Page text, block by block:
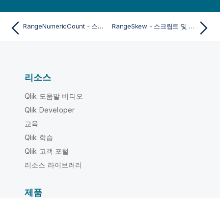
RangeNumericCount - 스크립트 및 차트 함수 RangeSkew - 스크립트 및 차트 함수
리소스
Qlik 도움말 비디오
Qlik Developer
교육
Qlik 학습
Qlik 고객 포털
리소스 라이브러리
제품